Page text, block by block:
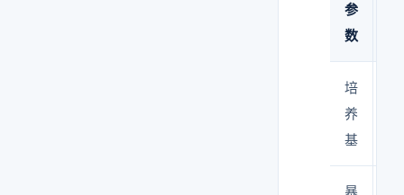
参
数
培
养
基